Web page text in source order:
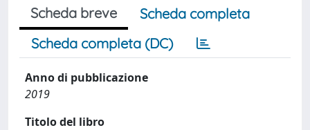
Scheda breve
Scheda completa
Scheda completa (DC)
Anno di pubblicazione
2019
Titolo del libro